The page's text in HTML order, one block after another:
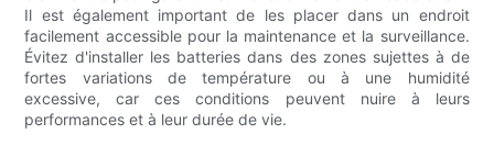
Il est également important de les placer dans un endroit
facilement accessible pour la maintenance et la surveillance.
Évitez d'installer les batteries dans des zones sujettes à de
fortes variations de température ou à une humidité
excessive, car ces conditions peuvent nuire à leurs
performances et à leur durée de vie.